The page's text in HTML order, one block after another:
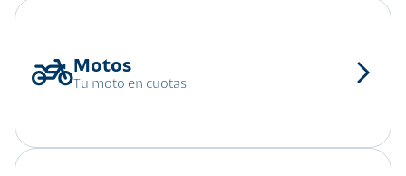
Tu moto en cuotas